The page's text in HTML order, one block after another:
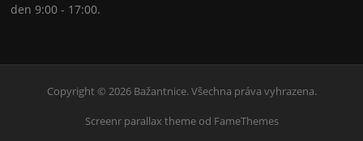
den 9:00 - 17:00.
Copyright © 2026 Bažantnice. Všechna práva vyhrazena.
Screenr parallax themeod FameThemes